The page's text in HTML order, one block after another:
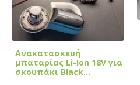
Ανακατασκευή
μπαταρίας Li-Ion 18V για
σκουπάκι Black…